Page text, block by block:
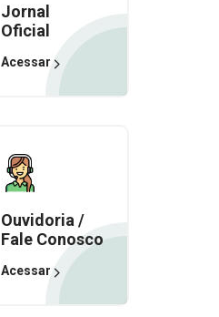
Jornal
Oficial
Acessar
Ouvidoria /
Fale Conosco
Acessar